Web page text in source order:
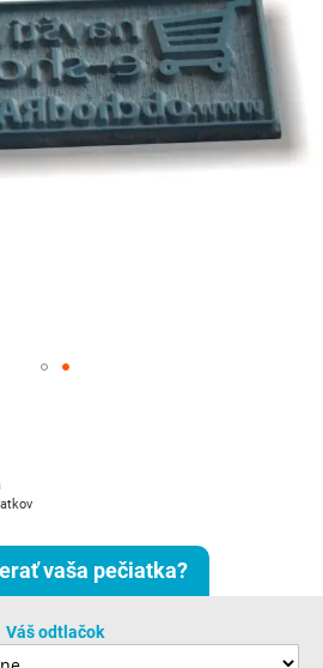
vaša pečiatka?
Váš odtlačok